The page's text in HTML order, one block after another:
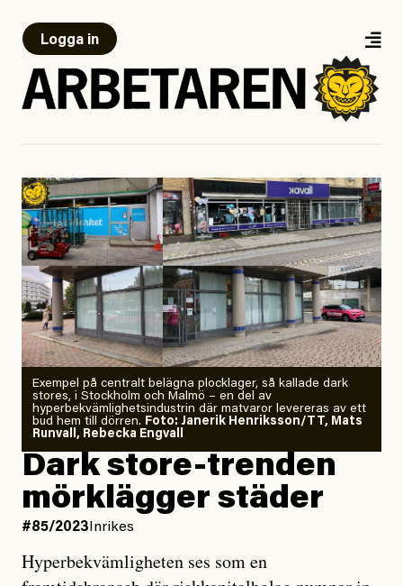
Logga in
Exempel på centralt belägna plocklager, så kallade dark
stores, i Stockholm och Malmö – en del av
hyperbekvämlighetsindustrin där matvaror levereras av ett
bud hem till dörren. Foto: Janerik Henriksson/TT, Mats
Runvall, Rebecka Engvall
Dark store-trenden
mörklägger städer
#85/2023Inrikes
Hyperbekvämligheten ses som en